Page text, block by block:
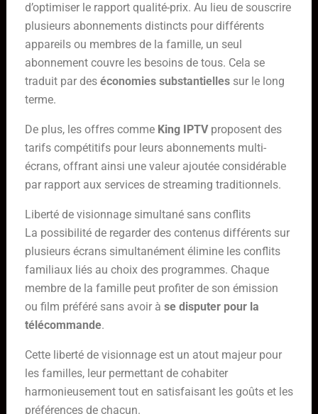
d’optimiser le rapport qualité-prix. Au lieu de souscrire
plusieurs abonnements distincts pour différents
appareils ou membres de la famille, un seul
abonnement couvre les besoins de tous. Cela se
traduit par des économies substantiellessur le long
terme.
De plus, les offres comme King IPTVproposent des
tarifs compétitifs pour leurs abonnements multi-
écrans, offrant ainsi une valeur ajoutée considérable
par rapport aux services de streaming traditionnels.
Liberté de visionnage simultané sans conflits
La possibilité de regarder des contenus différents sur
plusieurs écrans simultanément élimine les conflits
familiaux liés au choix des programmes. Chaque
membre de la famille peut profiter de son émission
ou film préféré sans avoir à se disputer pour la
télécommande.
Cette liberté de visionnage est un atout majeur pour
les familles, leur permettant de cohabiter
harmonieusement tout en satisfaisant les goûts et les
préférences de chacun.